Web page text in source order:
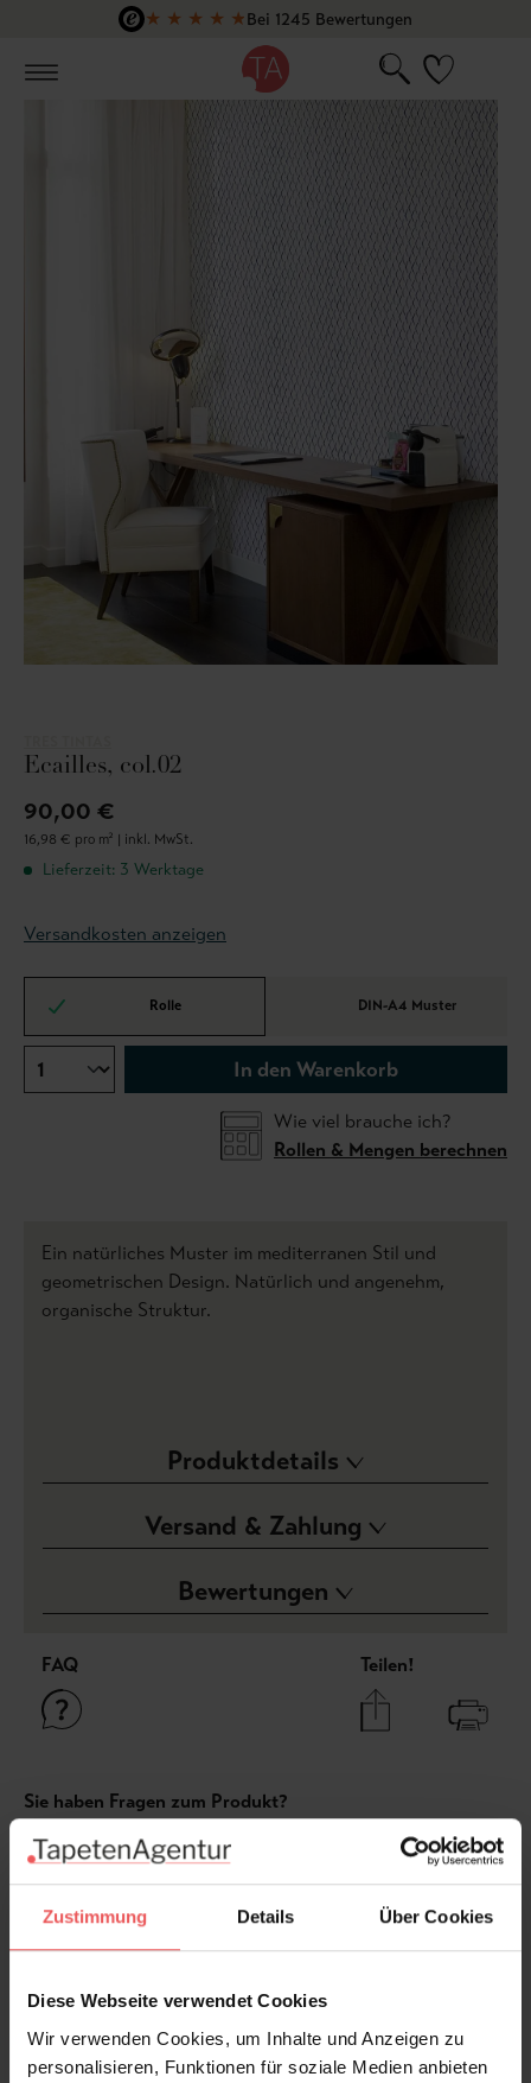
Zustimmung Details Über Cookies
Diese Webseite verwendet Cookies
Wir verwenden Cookies, um Inhalte und Anzeigen zu
personalisieren, Funktionen für soziale Medien anbieten
Zum Hauptinhalt springen
★ ★ ★ ★ ★Bei 1245 Bewertungen
Ecailles, col.02
90,00 €
16,98 € pro m² | inkl. MwSt.
Lieferzeit: 3 Werktage
Versandkosten anzeigen
Rolle DIN-A4 Muster
In den Warenkorb
Wie viel brauche ich?
Rollen & Mengen berechnen
Ein natürliches Muster im mediterranen Stil und
geometrischen Design. Natürlich und angenehm,
organische Struktur.
Produktdetails
Versand & Zahlung
Bewertungen
FAQ Teilen!
Sie haben Fragen zum Produkt?
Frage stellen
Produktgalerie überspringen
Varianten